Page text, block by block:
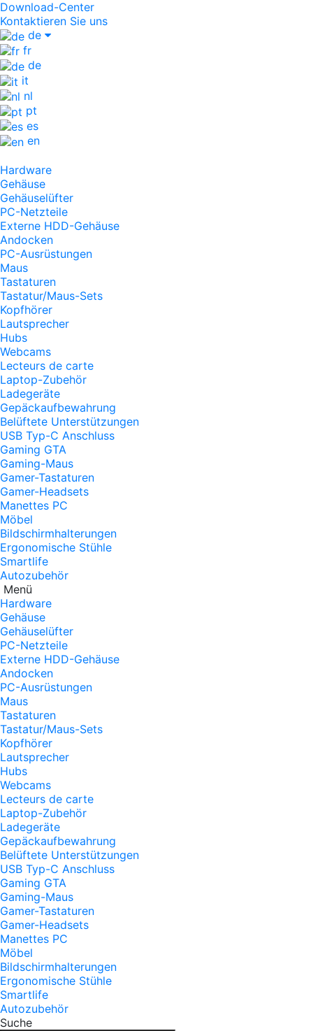
Download-Center
Kontaktieren Sie uns
de
fr
de
it
nl
pt
es
en
Hardware
Gehäuse
Gehäuselüfter
PC-Netzteile
Externe HDD-Gehäuse
Andocken
PC-Ausrüstungen
Maus
Tastaturen
Tastatur/Maus-Sets
Kopfhörer
Lautsprecher
Hubs
Webcams
Lecteurs de carte
Laptop-Zubehör
Ladegeräte
Gepäckaufbewahrung
Belüftete Unterstützungen
USB Typ-C Anschluss
Gaming GTA
Gaming-Maus
Gamer-Tastaturen
Gamer-Headsets
Manettes PC
Möbel
Bildschirmhalterungen
Ergonomische Stühle
Smartlife
Autozubehör
Menü
Hardware
Gehäuse
Gehäuselüfter
PC-Netzteile
Externe HDD-Gehäuse
Andocken
PC-Ausrüstungen
Maus
Tastaturen
Tastatur/Maus-Sets
Kopfhörer
Lautsprecher
Hubs
Webcams
Lecteurs de carte
Laptop-Zubehör
Ladegeräte
Gepäckaufbewahrung
Belüftete Unterstützungen
USB Typ-C Anschluss
Gaming GTA
Gaming-Maus
Gamer-Tastaturen
Gamer-Headsets
Manettes PC
Möbel
Bildschirmhalterungen
Ergonomische Stühle
Smartlife
Autozubehör
Suche